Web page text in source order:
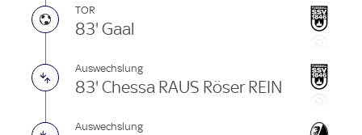
TOR
83' Gaal
Auswechslung
83' Chessa RAUS Röser REIN
Auswechslung